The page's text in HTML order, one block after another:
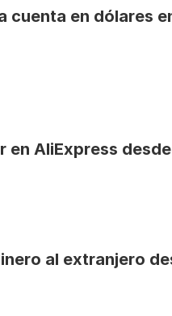
cuenta en dólares
en AliExpress
al extranjero